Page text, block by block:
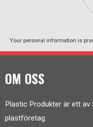
Your personal information is
OM OSS
Plastic Produkter är ett av
plastföretag.